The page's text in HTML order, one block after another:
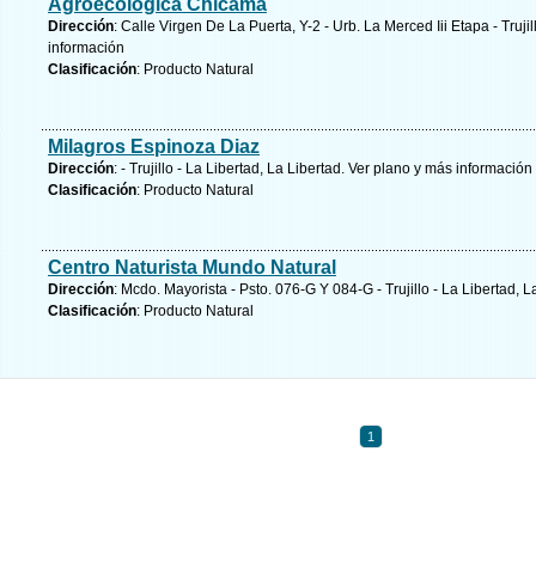
Agroecologica Chicama
Dirección: Calle Virgen De La Puerta, Y-2 - Urb. La Merced Iii Etapa -
información
Clasificación: Producto Natural
Milagros Espinoza Diaz
Dirección: - Trujillo - La Libertad, La Libertad. Ver plano y más información
Clasificación: Producto Natural
Centro Naturista Mundo Natural
Dirección: Mcdo. Mayorista - Psto. 076-G Y 084-G - Trujillo - La Libertad,
Clasificación: Producto Natural
1